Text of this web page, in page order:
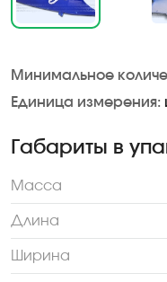
Минимальное
Единица измерения:
Габариты в
Масса
Длина
Ширина